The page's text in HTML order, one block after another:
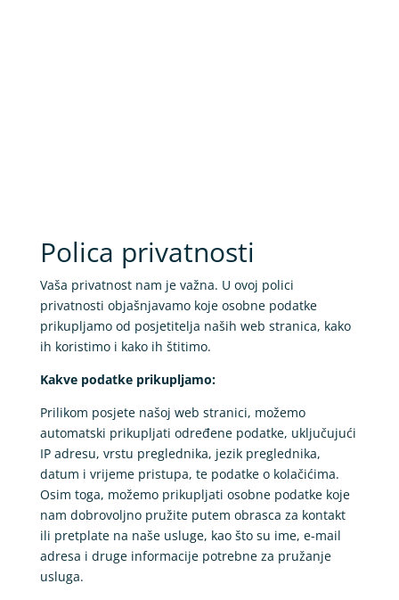
Polica privatnosti
Vaša privatnost nam je važna. U ovoj polici
privatnosti objašnjavamo koje osobne podatke
prikupljamo od posjetitelja naših web stranica, kako
ih koristimo i kako ih štitimo.
Kakve podatke prikupljamo:
Prilikom posjete našoj web stranici, možemo
automatski prikupljati određene podatke, uključujući
IP adresu, vrstu preglednika, jezik preglednika,
datum i vrijeme pristupa, te podatke o kolačićima.
Osim toga, možemo prikupljati osobne podatke koje
nam dobrovoljno pružite putem obrasca za kontakt
ili pretplate na naše usluge, kao što su ime, e-mail
adresa i druge informacije potrebne za pružanje
usluga.